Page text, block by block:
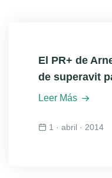
El PR+ de
de superavit
Leer Más
1 · abril · 2014